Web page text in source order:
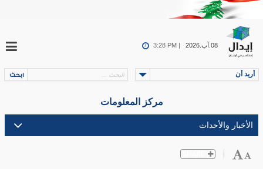
08.آب.2026 3:28 PM |
أريد أن
مركز المعلومات